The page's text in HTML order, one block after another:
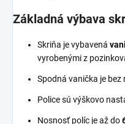
Základná výbava
Skriňa je vybavená
vyrobenými z
Spodná vanička je bez
Police sú výškovo
Nosnosť políc je až do